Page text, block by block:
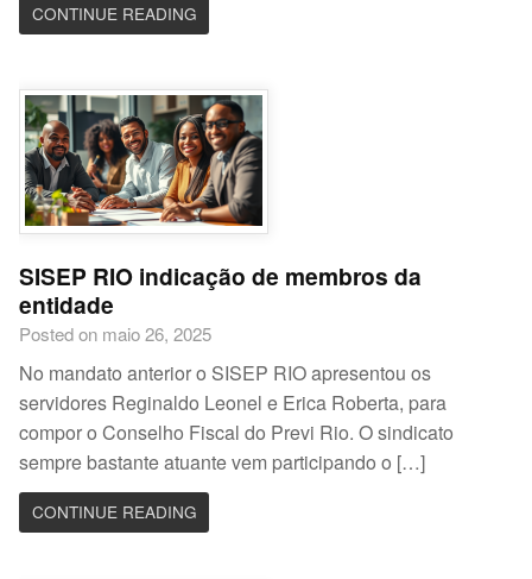
CONTINUE READING
SISEP RIO indicação de membros da
entidade
Posted on maio 26, 2025
No mandato anterior o SISEP RIO apresentou os
servidores Reginaldo Leonel e Erica Roberta, para
compor o Conselho Fiscal do Previ Rio. O sindicato
sempre bastante atuante vem participando o […]
CONTINUE READING